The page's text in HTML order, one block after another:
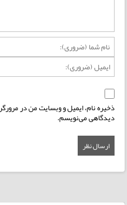
ذخیره نام، ایمیل و وبسایت من در
دیدگاهی می‌نویسم.